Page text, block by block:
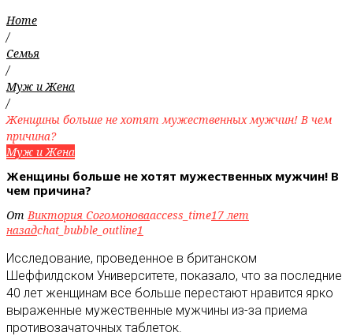
Home
/
Семья
/
Муж и Жена
/
Женщины больше не хотят мужественных мужчин! В чем
причина?
Муж и Жена
Женщины больше не хотят мужественных мужчин! В
чем причина?
ОтВиктория Согомоноваaccess_time17 лет
назадchat_bubble_outline1
Исследование, проведенное в британском
Шеффилдском Университете, показало, что за последние
40 лет женщинам все больше перестают нравится ярко
выраженные мужественные мужчины из-за приема
противозачаточных таблеток.